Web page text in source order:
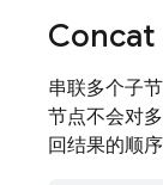
Concat
串联多个子
节点不会对
回结果的顺